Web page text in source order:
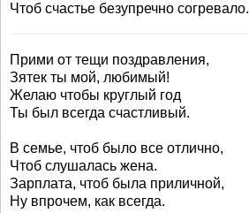
Чтоб счастье безупречно согревало.
Прими от тещи поздравления,
Зятек ты мой, любимый!
Желаю чтобы круглый год
Ты был всегда счастливый.
В семье, чтоб было все отлично,
Чтоб слушалась жена.
Зарплата, чтоб была приличной,
Ну впрочем, как всегда.